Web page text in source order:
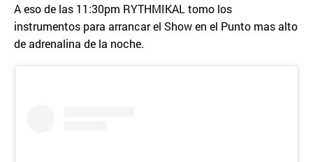
A eso de las 11:30pm RYTHMIKAL tomo los
instrumentos para arrancar el Show en el Punto mas alto
de adrenalina de la noche.